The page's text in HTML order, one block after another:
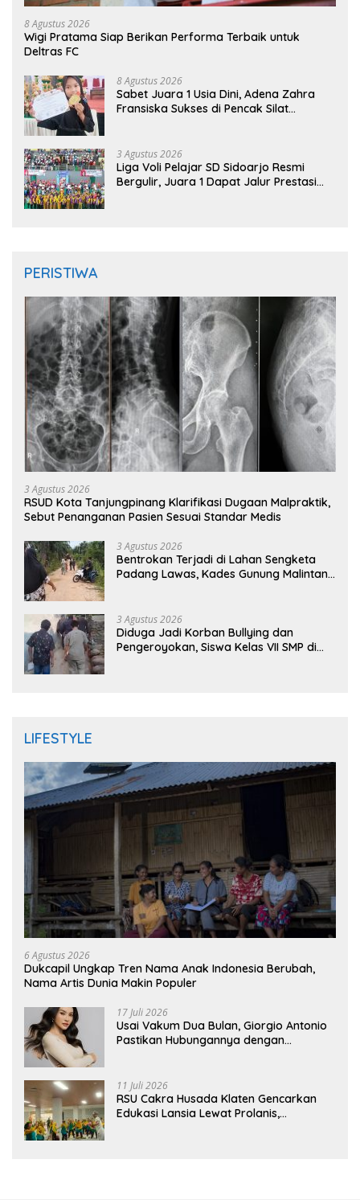
8 Agustus 2026
Wigi Pratama Siap Berikan Performa Terbaik untuk
Deltras FC
8 Agustus 2026
Sabet Juara 1 Usia Dini, Adena Zahra
Fransiska Sukses di Pencak Silat
3 Agustus 2026
Liga Voli Pelajar SD Sidoarjo Resmi
Bergulir, Juara 1 Dapat Jalur Prestasi
PERISTIWA
3 Agustus 2026
RSUD Kota Tanjungpinang Klarifikasi Dugaan Malpraktik,
Sebut Penanganan Pasien Sesuai Standar Medis
3 Agustus 2026
Bentrokan Terjadi di Lahan Sengketa
Padang Lawas, Kades Gunung Malintang
3 Agustus 2026
Diduga Jadi Korban Bullying dan
Pengeroyokan, Siswa Kelas VII SMP di
LIFESTYLE
6 Agustus 2026
Dukcapil Ungkap Tren Nama Anak Indonesia Berubah,
Nama Artis Dunia Makin Populer
17 Juli 2026
Usai Vakum Dua Bulan, Giorgio Antonio
Pastikan Hubungannya dengan
11 Juli 2026
RSU Cakra Husada Klaten Gencarkan
Edukasi Lansia Lewat Prolanis,